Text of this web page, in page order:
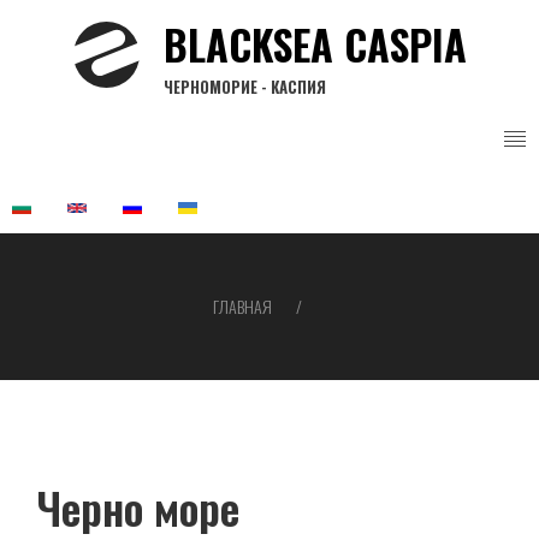
BLACKSEA CASPIA
ЧЕРНОМОРИЕ - КАСПИЯ
навигации
ГЛАВНАЯ
Черно море